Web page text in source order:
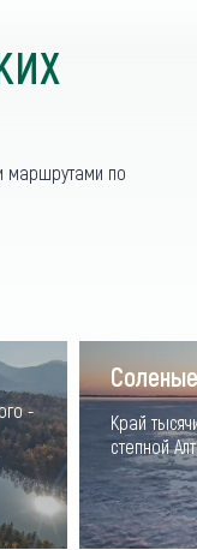
маршрутами по
-
Край
степной